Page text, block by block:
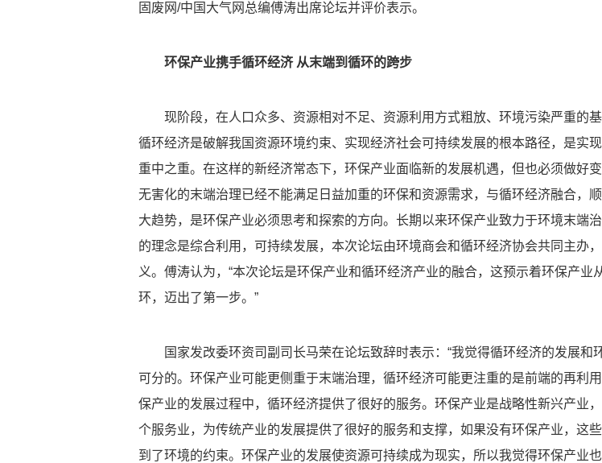
固废网/中国大气网总编傅涛出席论坛并评价表示。
环保产业携手循环经济 从末端到循环的跨步
现阶段，在人口众多、资源相对不足、资源利用方式粗放、环境污染严重的
循环经济是破解我国资源环境约束、实现经济社会可持续发展的根本路径，是实
重中之重。在这样的新经济常态下，环保产业面临新的发展机遇，但也必须做好
无害化的末端治理已经不能满足日益加重的环保和资源需求，与循环经济融合，
大趋势，是环保产业必须思考和探索的方向。长期以来环保产业致力于环境末端
的理念是综合利用，可持续发展，本次论坛由环境商会和循环经济协会共同主办
义。傅涛认为，“本次论坛是环保产业和循环经济产业的融合，这预示着环保产业
环，迈出了第一步。”
国家发改委环资司副司长马荣在论坛致辞时表示：“我觉得循环经济的发展和
可分的。环保产业可能更侧重于末端治理，循环经济可能更注重的是前端的再利
保产业的发展过程中，循环经济提供了很好的服务。环保产业是战略性新兴产业
个服务业，为传统产业的发展提供了很好的服务和支撑，如果没有环保产业，这
到了环境的约束。环保产业的发展使资源可持续成为现实，所以我觉得环保产业